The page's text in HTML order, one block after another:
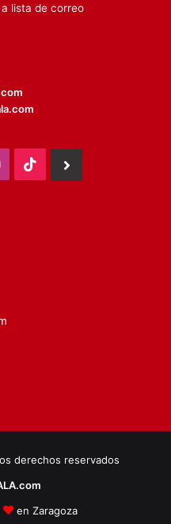
lista de correo
Instagram
TikTok
derechos reservados
en Zaragoza